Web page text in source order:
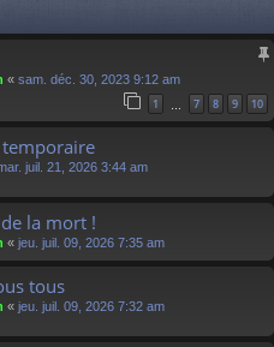
« sam. déc. 30, 2023 9:12 am
1 7 8 9 10
juil. 21, 2026 3:44 am
la mort !
« jeu. juil. 09, 2026 7:35 am
tous
« jeu. juil. 09, 2026 7:32 am